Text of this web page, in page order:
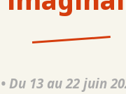
Du 13 au 22 juin